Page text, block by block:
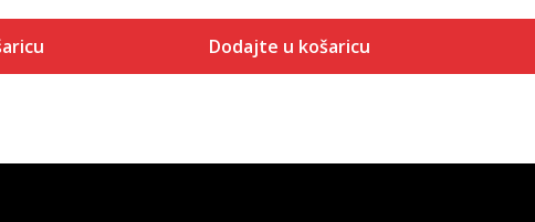
Dodajte u košaricu